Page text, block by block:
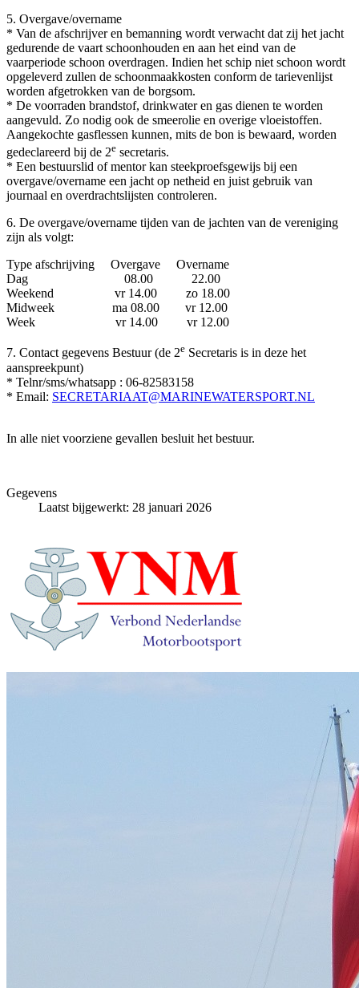
5. Overgave/overname
* Van de afschrijver en bemanning wordt verwacht dat zij het jacht
gedurende de vaart schoonhouden en aan het eind van de
vaarperiode schoon overdragen. Indien het schip niet schoon wordt
opgeleverd zullen de schoonmaakkosten conform de tarievenlijst
worden afgetrokken van de borgsom.
* De voorraden brandstof, drinkwater en gas dienen te worden
aangevuld. Zo nodig ook de smeerolie en overige vloeistoffen.
Aangekochte gasflessen kunnen, mits de bon is bewaard, worden
gedeclareerd bij de 2e secretaris.
* Een bestuurslid of mentor kan steekproefsgewijs bij een
overgave/overname een jacht op netheid en juist gebruik van
journaal en overdrachtslijsten controleren.
6. De overgave/overname tijden van de jachten van de vereniging
zijn als volgt:
Type afschrijving Overgave Overname
Dag 08.00 22.00
Weekend vr 14.00 zo 18.00
Midweek ma 08.00 vr 12.00
Week vr 14.00 vr 12.00
7. Contact gegevens Bestuur (de 2e Secretaris is in deze het
aanspreekpunt)
* Telnr/sms/whatsapp : 06-82583158
* Email: SECRETARIAAT@MARINEWATERSPORT.NL
In alle niet voorziene gevallen besluit het bestuur.
Gegevens
Laatst bijgewerkt: 28 januari 2026